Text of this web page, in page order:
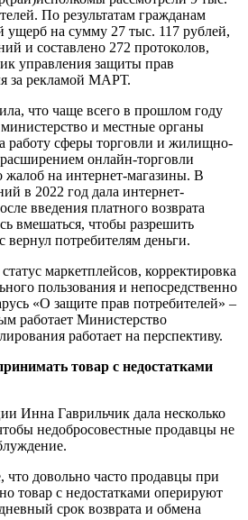
По результатам гражданам
ущерб на сумму 27 тыс. 117 рублей,
и составлено 272 протоколов,
управления защиты прав
за рекламой МАРТ.
что чаще всего в прошлом году
и местные органы
работу сферы торговли и жилищно-
онлайн-торговли
жалоб на интернет-магазины. В
в 2022 год дала интернет-
введения платного возврата
вмешаться, чтобы разрешить
потребителям деньги.
маркетплейсов, корректировка
пользования и непосредственно
«О защите прав потребителей» –
работает Министерство
работает на перспективу.
товар с недостатками
Инна Гаврильчик дала несколько
недобросовестные продавцы не
довольно часто продавцы при
товар с недостатками оперируют
срок возврата и обмена